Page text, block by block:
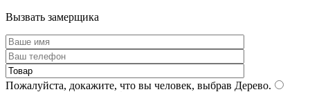
Вызвать замерщика
Пожалуйста, докажите, что вы человек, выбрав Дерево.